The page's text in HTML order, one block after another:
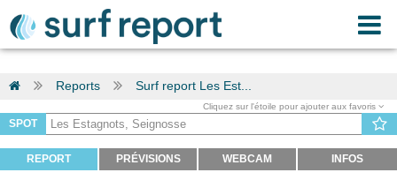
Reports Surf report Les Est...
Cliquez sur l'étoile pour ajouter aux favoris
SPOT
REPORT PRÉVISIONS WEBCAM INFOS